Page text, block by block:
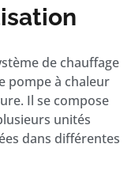
de chauffage
pompe à chaleur
Il se compose
unités
dans différentes